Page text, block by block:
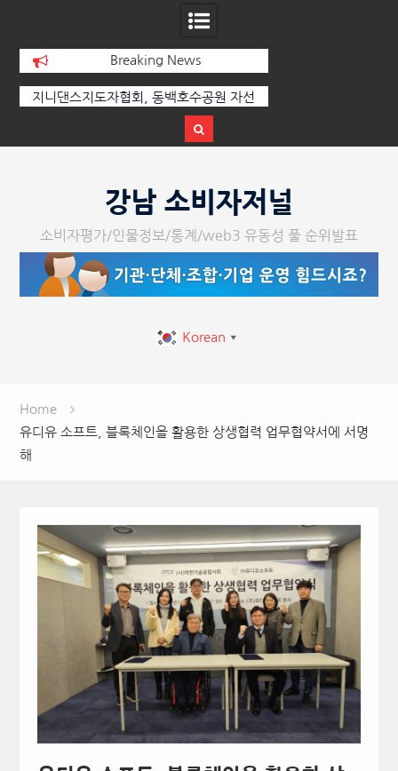
Breaking News
[손영미의 감성가곡] 누군가가 그립다
강남 소비자저널
소비자평가/인물정보/통계/web3 유동성 풀 순위발표
Korean ▼
Home
유디유 소프트, 블록체인을 활용한 상생협력 업무협약서에 서명
해